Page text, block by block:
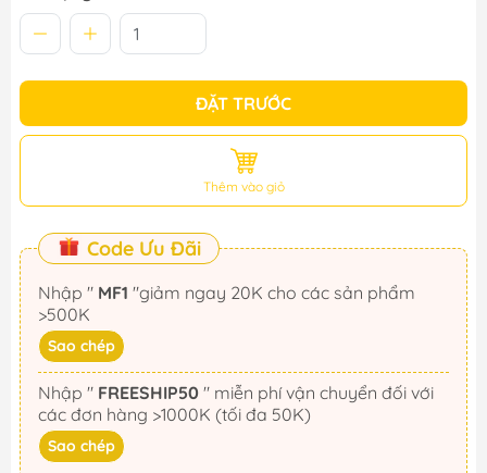
ĐẶT TRƯỚC
Thêm vào giỏ
Code Ưu Đãi
Nhập " MF1
>500K
Sao chép
Nhập " FREESHIP50
các đơn hàng >1000K (tối đa 50K)
Sao chép